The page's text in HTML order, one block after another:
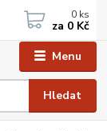
Menu
Hledat
0 ks
za 0 Kč